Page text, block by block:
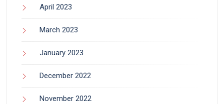
April 2023
March 2023
January 2023
December 2022
November 2022